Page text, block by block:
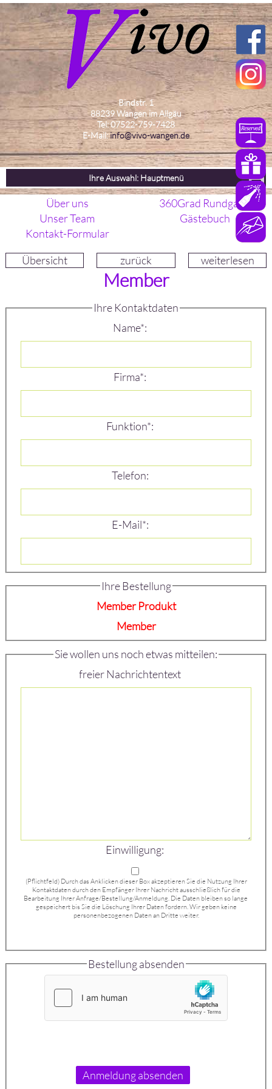
Bindstr. 1
88239 Wangen im Allgäu
Tel: 07522-759-7428
E-Mail:info@vivo-wangen.de
Ihre Auswahl: Hauptmenü
Über uns
360Grad Rundgang
Unser Team
Gästebuch
Kontakt-Formular
Übersicht
zurück weiterlesen
Member
Ihre Kontaktdaten
Name*:
Firma*:
Funktion*:
Telefon:
E-Mail*:
Ihre Bestellung
Member Produkt
Member
Sie wollen uns noch etwas mitteilen:
freier Nachrichtentext
Einwilligung:
(Pflichtfeld) Durch das Anklicken dieser Box akzeptieren Sie die Nutzung Ihrer
Kontaktdaten durch den Empfänger Ihrer Nachricht ausschließlich für die
Bearbeitung Ihrer Anfrage/Bestellung/Anmeldung. Die Daten bleiben so lange
gespeichert bis Sie die Löschung Ihrer Daten fordern. Wir geben keine
personenbezogenen Daten an Dritte weiter.
Bestellung absenden